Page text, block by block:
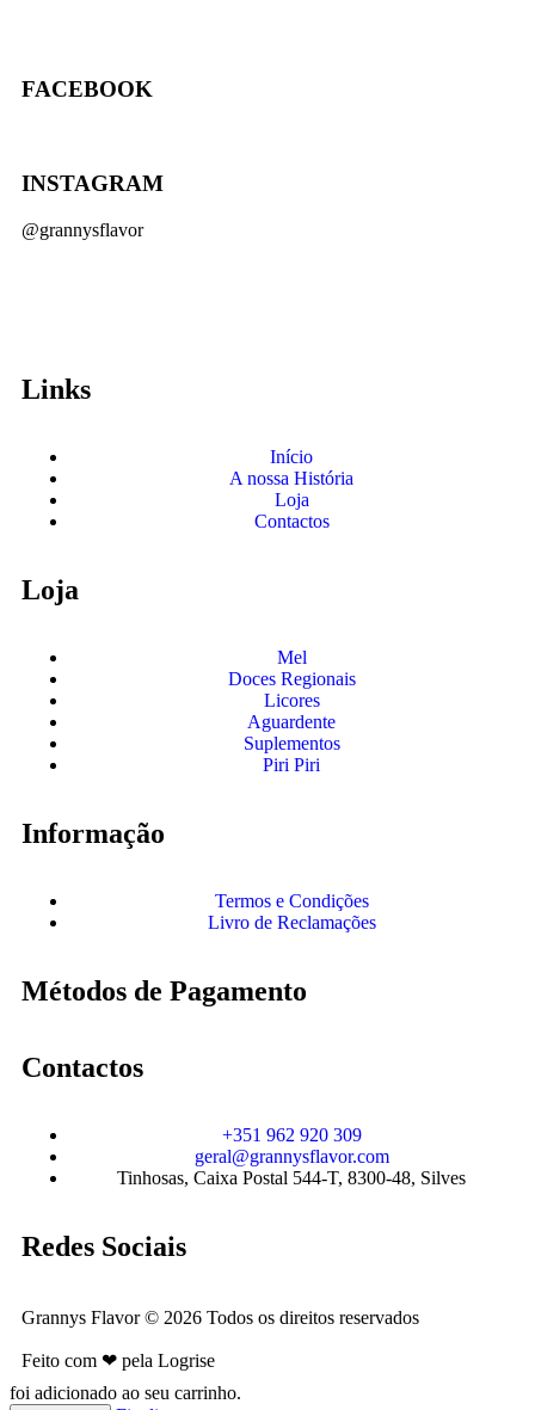
FACEBOOK
INSTAGRAM
@grannysflavor
Links
Início
A nossa História
Loja
Contactos
Loja
Mel
Doces Regionais
Licores
Aguardente
Suplementos
Piri Piri
Informação
Termos e Condições
Livro de Reclamações
Métodos de Pagamento
Contactos
+351 962 920 309
geral@grannysflavor.com
Tinhosas, Caixa Postal 544-T, 8300-48, Silves
Redes Sociais
Grannys Flavor © 2026 Todos os direitos reservados
Feito com ❤ pela Logrise
foi adicionado ao seu carrinho.